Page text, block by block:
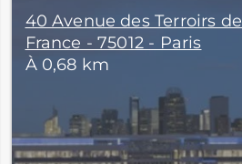
40 Avenue des Terroirs de
France - 75012 - Paris
À 0,68 km